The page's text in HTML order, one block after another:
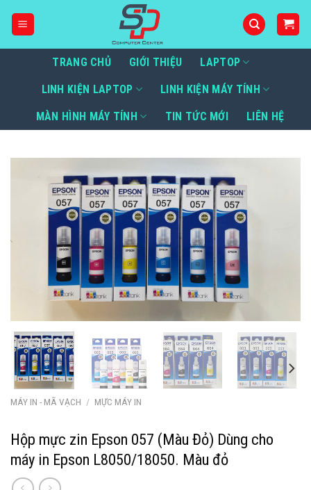
TRANG CHỦ GIỚI THIỆU LAPTOP
LINH KIỆN LAPTOP LINH KIỆN MÁY TÍNH
MÀN HÌNH MÁY TÍNH TIN TỨC MỚI LIÊN HỆ
MÁY IN - MÃ VẠCH / MỰC MÁY IN
Hộp mực zin Epson 057 (Màu Đỏ) Dùng cho
máy in Epson L8050/18050. Màu đỏ